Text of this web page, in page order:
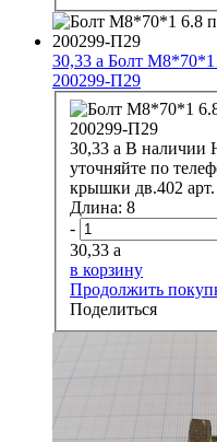
30,33 a Болт М8*70*1
200299-П29
30,33 a В наличии
уточняйте по
Длина: 8
-
30,33 a
в корзину
Продолжить
Поделиться